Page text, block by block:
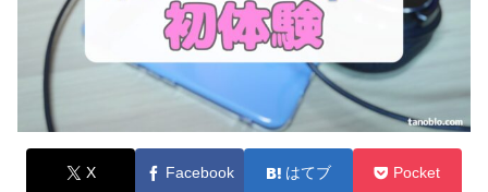
X Facebook はてブ Pocket